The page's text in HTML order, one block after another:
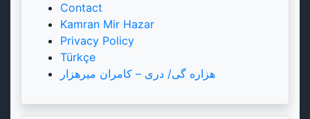
Contact
Kamran Mir Hazar
Privacy Policy
Türkçe
هزاره گی/ دری – کامران میرهزار